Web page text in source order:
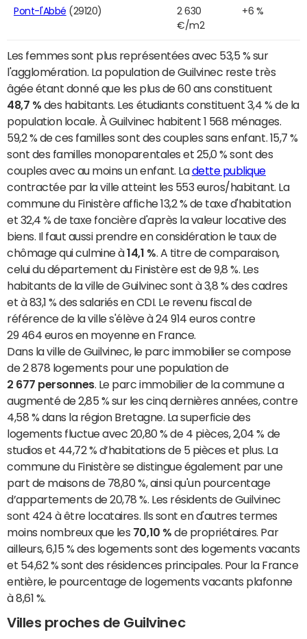
Pont-l'Abbé (29120)
2 630
€/m2
+6 %
Les femmes sont plus représentées avec 53,5 % sur
l'agglomération. La population de Guilvinec reste très
âgée étant donné que les plus de 60 ans constituent
48,7 % des habitants. Les étudiants constituent 3,4 % de la
population locale. À Guilvinec habitent 1 568 ménages.
59,2 % de ces familles sont des couples sans enfant. 15,7 %
sont des familles monoparentales et 25,0 % sont des
couples avec au moins un enfant. Ladette publique
contractée par la ville atteint les 553 euros/habitant. La
commune du Finistère affiche 13,2 % de taxe d'habitation
et 32,4 % de taxe foncière d'après la valeur locative des
biens. Il faut aussi prendre en considération le taux de
chômage qui culmine à14,1 % . A titre de comparaison,
celui du département du Finistère est de 9,8 %. Les
habitants de la ville de Guilvinec sont à 3,8 % des cadres
et à 83,1 % des salariés en CDI. Le revenu fiscal de
référence de la ville s'élève à 24 914 euros contre
29 464 euros en moyenne en France.
Dans la ville de Guilvinec, le parc immobilier se compose
de 2 878 logements pour une population de
2 677 personnes. Le parc immobilier de la commune a
augmenté de 2,85 % sur les cinq dernières années, contre
4,58 % dans la région Bretagne. La superficie des
logements fluctue avec 20,80 % de 4 pièces, 2,04 % de
studios et 44,72 % d’habitations de 5 pièces et plus. La
commune du Finistère se distingue également par une
part de maisons de 78,80 %, ainsi qu'un pourcentage
d’appartements de 20,78 %. Les résidents de Guilvinec
sont 424 à être locataires. Ils sont en d'autres termes
moins nombreux que les 70,10 % de propriétaires. Par
ailleurs, 6,15 % des logements sont des logements vacants
et 54,62 % sont des résidences principales. Pour la France
entière, le pourcentage de logements vacants plafonne
à 8,61 %.
Villes proches de Guilvinec